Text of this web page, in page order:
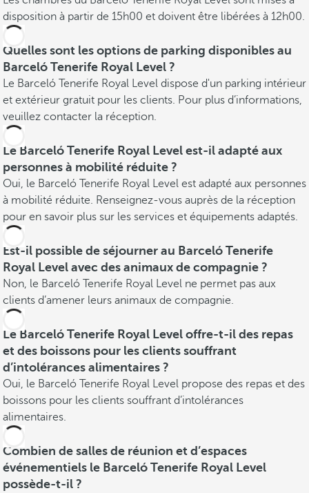
disposition à partir de 15h00 et doivent être libérées à 12h00.
Quelles sont les options de parking disponibles au
Barceló Tenerife Royal Level ?
Le Barceló Tenerife Royal Level dispose d'un parking intérieur
et extérieur gratuit pour les clients. Pour plus d’informations,
veuillez contacter la réception.
Le Barceló Tenerife Royal Level est-il adapté aux
personnes à mobilité réduite ?
Oui, le Barceló Tenerife Royal Level est adapté aux personnes
à mobilité réduite. Renseignez-vous auprès de la réception
pour en savoir plus sur les services et équipements adaptés.
Est-il possible de séjourner au Barceló Tenerife
Royal Level avec des animaux de compagnie ?
Non, le Barceló Tenerife Royal Level ne permet pas aux
clients d’amener leurs animaux de compagnie.
Le Barceló Tenerife Royal Level offre-t-il des repas
et des boissons pour les clients souffrant
d’intolérances alimentaires ?
Oui, le Barceló Tenerife Royal Level propose des repas et des
boissons pour les clients souffrant d’intolérances
alimentaires.
Combien de salles de réunion et d’espaces
événementiels le Barceló Tenerife Royal Level
possède-t-il ?